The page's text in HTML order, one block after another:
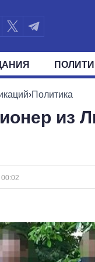
ПРЕЗИДЕНТ И
›Политика
из